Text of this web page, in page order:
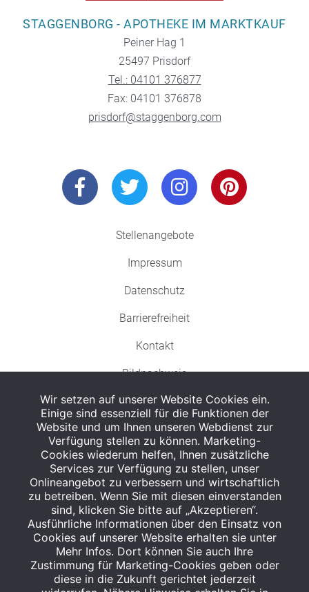
STAGGENBORG - APOTHEKE IM MARKTKAUF
Peiner Hag 1
25497 Prisdorf
Tel.: 04101 376877
Fax: 04101 376878
prisdorf@staggenborg.com
Stellenangebote
Impressum
Datenschutz
Barrierefreiheit
Kontakt
Bildnachweis
Abgabe in haushaltsüblichen Mengen, solange der Vorrat reicht. Für Druck-
und Satzfehler keine Haftung.
Zu Risiken und Nebenwirkungen lesen Sie die Packungsbeilage und fragen
Sie Ihren Arzt oder Apotheker.
Angabe nach der deutschen Arzneimitteltaxe Apothekenerstattungspreis
(AEP). Der AEP ist keine unverbindliche Preisempfehlung der Hersteller. Der
AEP ist ein von den Apotheken in Ansatz gebrachter Preis für rezeptfreie
Arzneimittel. Er entspricht in der Höhe dem für Apotheken verbindlichen
Abgabepreis, zu dem eine Apotheke in bestimmten Fällen (z.B. bei Kindern
unter 12 Jahren) das Produkt mit der gesetzlichen Krankenversicherung
abrechnet. Der AEP ist der allgemeine Erstattungspreis im Falle einer
Kostenübernahme durch die gesetzlichen Krankenkassen, vor Abzug eines
Wir setzen auf unserer Website Cookies ein.
Einige sind essenziell für die Funktionen der
Website und um Ihnen unseren Webdienst zur
Verfügung stellen zu können. Marketing-
Cookies wiederum helfen, Ihnen zusätzliche
Services zur Verfügung zu stellen, unser
Onlineangebot zu verbessern und wirtschaftlich
zu betreiben. Wenn Sie mit diesen einverstanden
sind, klicken Sie bitte auf „Akzeptieren“.
Ausführliche Informationen über den Einsatz von
Cookies auf unserer Website erhalten sie unter
Mehr Infos. Dort können Sie auch Ihre
Zustimmung für Marketing-Cookies geben oder
diese in die Zukunft gerichtet jederzeit